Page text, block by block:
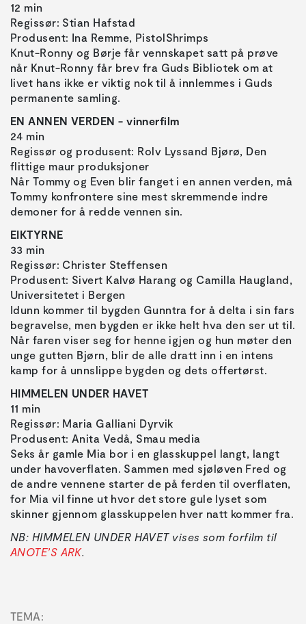
12 min
Regissør: Stian Hafstad
Produsent: Ina Remme, PistolShrimps
Knut-Ronny og Børje får vennskapet satt på prøve
når Knut-Ronny får brev fra Guds Bibliotek om at
livet hans ikke er viktig nok til å innlemmes i Guds
permanente samling.
EN ANNEN VERDEN - vinnerfilm
24 min
Regissør og produsent: Rolv Lyssand Bjørø, Den
flittige maur produksjoner
Når Tommy og Even blir fanget i en annen verden, må
Tommy konfrontere sine mest skremmende indre
demoner for å redde vennen sin.
EIKTYRNE
33 min
Regissør: Christer Steffensen
Produsent: Sivert Kalvø Harang og Camilla Haugland,
Universitetet i Bergen
Idunn kommer til bygden Gunntra for å delta i sin fars
begravelse, men bygden er ikke helt hva den ser ut til.
Når faren viser seg for henne igjen og hun møter den
unge gutten Bjørn, blir de alle dratt inn i en intens
kamp for å unnslippe bygden og dets offertørst.
HIMMELEN UNDER HAVET
11 min
Regissør: Maria Galliani Dyrvik
Produsent: Anita Vedå, Smau media
Seks år gamle Mia bor i en glasskuppel langt, langt
under havoverflaten. Sammen med sjøløven Fred og
de andre vennene starter de på ferden til overflaten,
for Mia vil finne ut hvor det store gule lyset som
skinner gjennom glasskuppelen hver natt kommer fra.
NB: HIMMELEN UNDER HAVET vises som forfilm til
ANOTE’S ARK.
TEMA: